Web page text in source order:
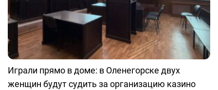
Играли прямо в доме: в Оленегорске двух
женщин будут судить за организацию казино